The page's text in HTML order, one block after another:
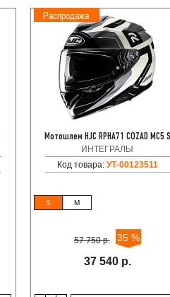
Распродажа
Мотошлем HJC RPHA71 COZAD MC5 S
ИНТЕГРАЛЫ
Код товара: УТ-00123511
S M
57 750 р. 35 %
37 540 р.